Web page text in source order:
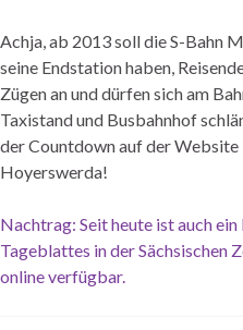
Achja, ab 2013 soll die S-Bahn
seine Endstation haben,
Zügen an und dürfen sich am
Taxistand und Busbahnhof
der Countdown auf der
Hoyerswerda!
Nachtrag: Seit heute ist auch
Tageblattes in der Sächsischen
online verfügbar.